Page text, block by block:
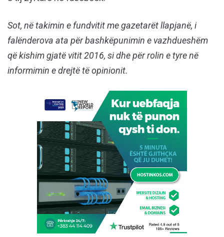
Sot, në takimin e fundvitit me gazetarët llapjanë, i
falënderova ata për bashkëpunimin e vazhdueshëm
që kishim gjatë vitit 2016, si dhe për rolin e tyre në
informimin e drejtë të opinionit.